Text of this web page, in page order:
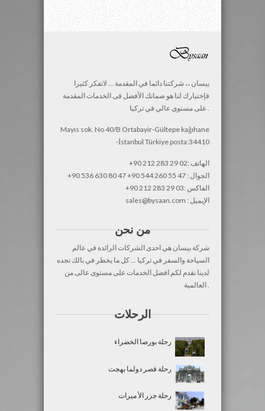
بيسان ،، شركتنا دائما في المقدمة ... لاتفكر كثيرا
فإختيارك لنا هو ضمانك الأفضل فى الخدمات المقدمة
على مستوى عالي في تركيا .
Mayıs sok. No 40/B Ortabayir-Gültepe kağıhane
-İstanbul Türkiye posta:34410
+90 212 283 29 02: الهاتف
+90 536 630 80 47 +90 544 260 55 47 : الجوال
+90 212 283 29 03: الفاكس
sales@bysaan.com : الإيميل
من نحن
شركة بيسان هي احدى الشركات الرائدة في عالم
السياحة والسفر في تركيا ... كل ما يخطر في بالك تجده
لدينا نقدم لكم افضل الخدمات على مستوى عالى من
العالمية .
الرحلات